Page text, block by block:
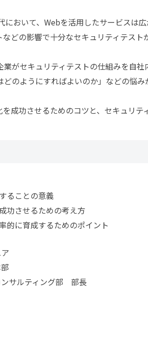
おいて、Webを活用したサービスは広
どの影響で十分なセキュリティテスト
がセキュリティテストの仕組みを自社
のようにすればよいのか」などの悩み
成功させるためのコツと、セキュリ
ることの意義
功させるための考え方
的に育成するためのポイント
ンサルティング部 部長